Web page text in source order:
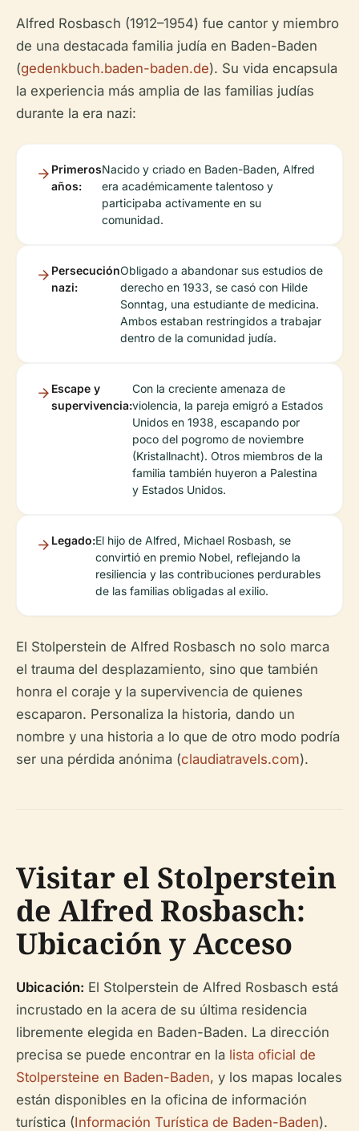
Alfred Rosbasch (1912–1954) fue cantor y miembro
de una destacada familia judía en Baden-Baden
(gedenkbuch.baden-baden.de). Su vida encapsula
la experiencia más amplia de las familias judías
durante la era nazi:
Primeros
años:
Nacido y criado en Baden-Baden, Alfred
era académicamente talentoso y
participaba activamente en su
comunidad.
Persecución
nazi:
Obligado a abandonar sus estudios de
derecho en 1933, se casó con Hilde
Sonntag, una estudiante de medicina.
Ambos estaban restringidos a trabajar
dentro de la comunidad judía.
Escape y
supervivencia:
Con la creciente amenaza de
violencia, la pareja emigró a Estados
Unidos en 1938, escapando por
poco del pogromo de noviembre
(Kristallnacht). Otros miembros de la
familia también huyeron a Palestina
y Estados Unidos.
Legado:El hijo de Alfred, Michael Rosbash, se
convirtió en premio Nobel, reflejando la
resiliencia y las contribuciones perdurables
de las familias obligadas al exilio.
El Stolperstein de Alfred Rosbasch no solo marca
el trauma del desplazamiento, sino que también
honra el coraje y la supervivencia de quienes
escaparon. Personaliza la historia, dando un
nombre y una historia a lo que de otro modo podría
ser una pérdida anónima (claudiatravels.com).
Visitar el Stolperstein
de Alfred Rosbasch:
Ubicación y Acceso
Ubicación: El Stolperstein de Alfred Rosbasch está
incrustado en la acera de su última residencia
libremente elegida en Baden-Baden. La dirección
precisa se puede encontrar en la lista oficial de
Stolpersteine en Baden-Baden, y los mapas locales
están disponibles en la oficina de información
turística (Información Turística de Baden-Baden).